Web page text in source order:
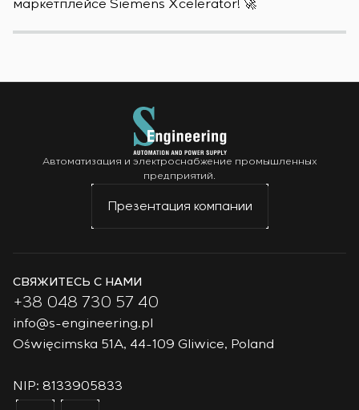
маркетплейсе Siemens Xcelerator! 🚀
Автоматизация и электроснабжение промышленных
предприятий.
Презентация компании
СВЯЖИТЕСЬ С НАМИ
+38 048 730 57 40
info@s-engineering.pl
Oświęcimska 51A, 44-109 Gliwice, Poland
NIP: 8133905833